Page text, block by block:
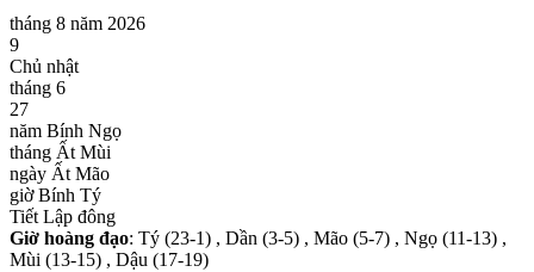
tháng 8 năm 2026
9
Chủ nhật
tháng 6
27
năm Bính Ngọ
tháng Ất Mùi
ngày Ất Mão
giờ Bính Tý
Tiết Lập đông
Giờ hoàng đạo: Tý (23-1) , Dần (3-5) , Mão (5-7) , Ngọ (11-13) ,
Mùi (13-15) , Dậu (17-19)